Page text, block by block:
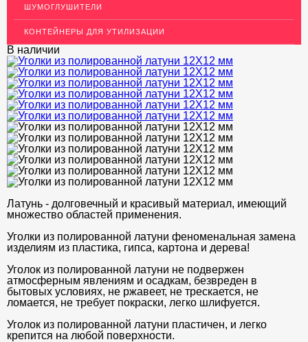
Декоративный пластиковый уголок для стен
МЕТАЛЛИЧЕСКИЕ ПОРОГИ НАПОЛЬНЫЕ (ДЛЯ ПОЛА),
РАСКЛАДКА, ПЛИНТУС
ПОТОЛКИ
АКЦИИ
НЕДОРОГОЙ МЕТАЛЛОПРОКАТ
ШУМОГЛУШИТЕЛИ
КОНТЕЙНЕРЫ ДЛЯ УТИЛИЗАЦИИ
В наличии
Латунь - долговечный и красивый материал, имеющий
множество областей применения.
Уголки из полированной латуни феноменальная замена
изделиям из пластика, гипса, картона и дерева!
Уголок из полированной латуни не подвержен
атмосферным явлениям и осадкам, безвреден в
бытовых условиях, не ржавеет, не трескается, не
ломается, не требует покраски, легко шлифуется.
Уголок из полированной латуни пластичен, и легко
крепится на любой поверхности.